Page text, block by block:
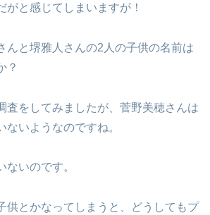
がと感じてしまいますが！
んと堺雅人さんの2人の子供の名前は
？
査をしてみましたが、 菅野美穂さんは
ないようなのですね。
ないのです。
供とかなってしまうと、どうしてもプ